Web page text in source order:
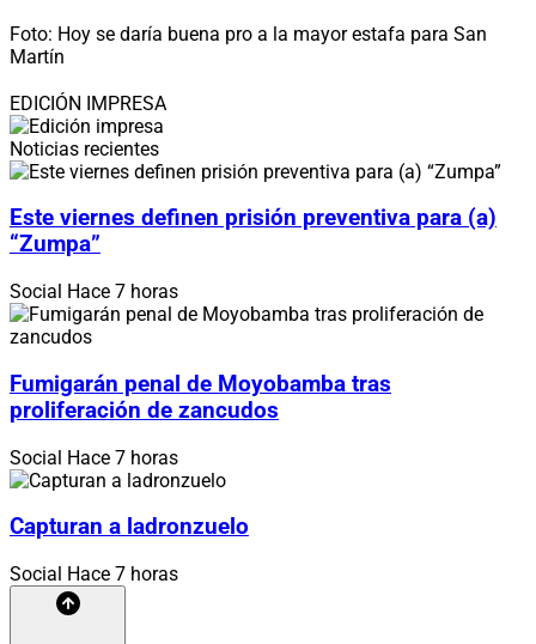
Foto: Hoy se daría buena pro a la mayor estafa para San
Martín
EDICIÓN IMPRESA
Noticias recientes
Este viernes definen prisión preventiva para (a)
“Zumpa”
Social Hace 7 horas
Fumigarán penal de Moyobamba tras
proliferación de zancudos
Social Hace 7 horas
Capturan a ladronzuelo
Social Hace 7 horas